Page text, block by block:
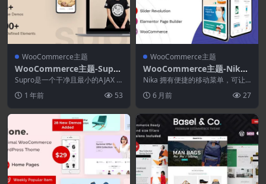
WooCommerce主题
WooCommerce主题-Supro
2.0.1–极简主义AJAX WooC
ommerce WordPress 主题
Supro是一个干净且最小的AJAX W
1 年前 53
WooCommerce主题
WooCommerce主题-Nika
1.2.16–医疗Elementor Wo
oCommerce主题
Nika 拥有便捷的移动菜单，可让
品。您总共可以获...
6 月前 27